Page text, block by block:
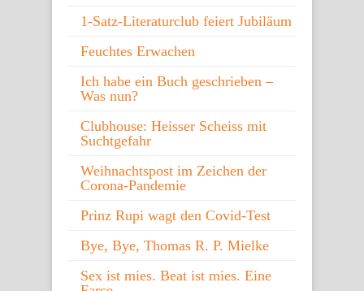
1-Satz-Literaturclub feiert Jubiläum
Feuchtes Erwachen
Ich habe ein Buch geschrieben –
Was nun?
Clubhouse: Heisser Scheiss mit
Suchtgefahr
Weihnachtspost im Zeichen der
Corona-Pandemie
Prinz Rupi wagt den Covid-Test
Bye, Bye, Thomas R. P. Mielke
Sex ist mies. Beat ist mies. Eine